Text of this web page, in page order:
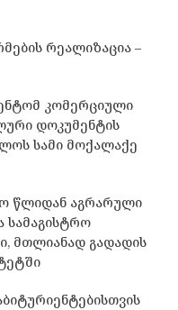
რეალიზაცია –
კომერციული
დოკუმენტის
სამი მოქალაქე
წლიდან აგრარული
სამაგისტრო
მთლიანად გადადის